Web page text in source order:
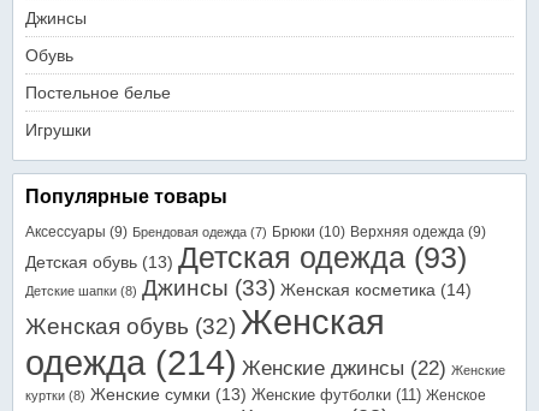
Джинсы
Обувь
Постельное белье
Игрушки
Популярные товары
Аксессуары (9) Брендовая одежда (7) Брюки (10) Верхняя одежда (9)
Детская обувь (13) Детская одежда (93)
Детские шапки (8) Джинсы (33) Женская косметика (14)
Женская обувь (32) Женская
одежда (214) Женские джинсы (22) Женские
куртки (8) Женские сумки (13) Женские футболки (11) Женское